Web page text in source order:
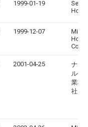
1999-01-19
1999-12-07
Co
2001-04-25
ナシ
ル住
業株
社